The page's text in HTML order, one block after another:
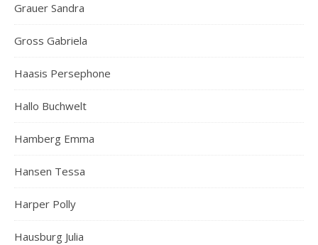
Grauer Sandra
Gross Gabriela
Haasis Persephone
Hallo Buchwelt
Hamberg Emma
Hansen Tessa
Harper Polly
Hausburg Julia